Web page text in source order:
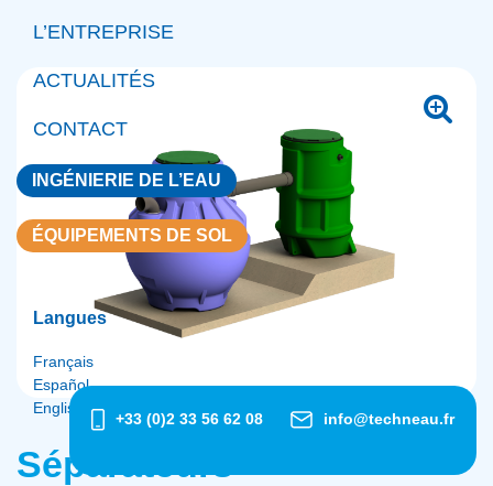
L’ENTREPRISE
ACTUALITÉS
CONTACT
INGÉNIERIE DE L’EAU
ÉQUIPEMENTS DE SOL
Langues
Français
Español
English
+33 (0)2 33 56 62 08 info@techneau.fr
Séparateurs